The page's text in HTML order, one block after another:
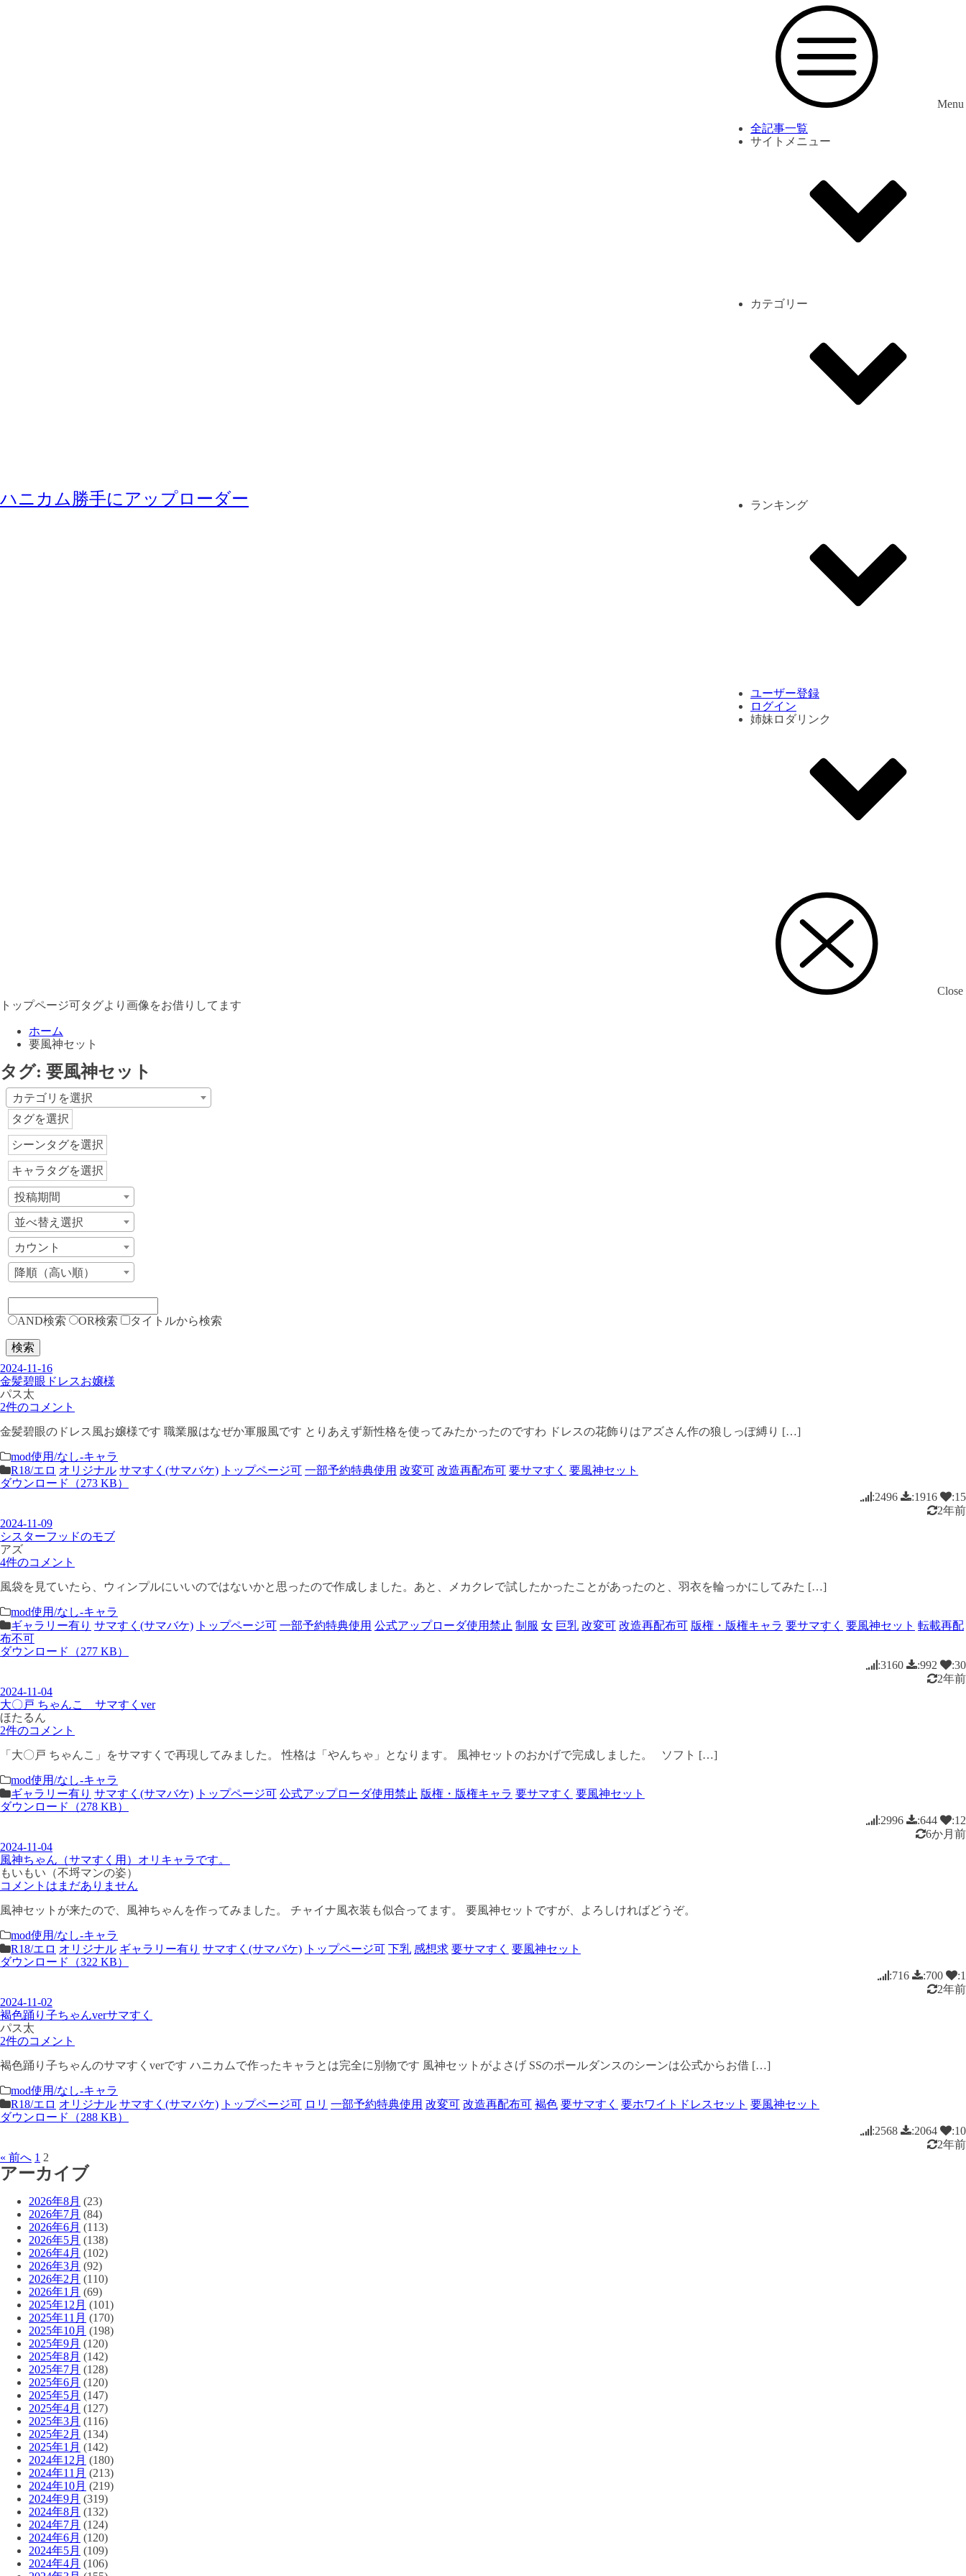
ハニカム勝手にアップローダー
Menu
全記事一覧
サイトメニュー
カテゴリー
ランキング
ユーザー登録
ログイン
姉妹ロダリンク
Close
トップページ可タグより画像をお借りしてます
ホーム
要風神セット
タグ: 要風神セット
カテゴリを選択
タグを選択
シーンタグを選択
キャラタグを選択
投稿期間
並べ替え選択
カウント
降順（高い順）
AND検索 OR検索 タイトルから検索
検索
2024-11-16
金髪碧眼ドレスお嬢様
パス太
2件のコメント
金髪碧眼のドレス風お嬢様です 職業服はなぜか軍服風です とりあえず新性格を使ってみたかったのですわ ドレスの花飾りはアズさん作の狼しっぽ縛り […]
mod使用/なし-キャラ
R18/エロ オリジナル サマすく(サマバケ) トップページ可 一部予約特典使用 改変可 改造再配布可 要サマすく 要風神セット
ダウンロード（273 KB）
:2496
:1916
:15
2年前
2024-11-09
シスターフッドのモブ
アズ
4件のコメント
風袋を見ていたら、ウィンプルにいいのではないかと思ったので作成しました。あと、メカクレで試したかったことがあったのと、羽衣を輪っかにしてみた […]
mod使用/なし-キャラ
ギャラリー有り サマすく(サマバケ) トップページ可 一部予約特典使用 公式アップローダ使用禁止 制服 女 巨乳 改変可 改造再配布可 版権・版権キャラ 要サマすく 要風神セット 転載再配
布不可
ダウンロード（277 KB）
:3160
:992
:30
2年前
2024-11-04
大〇戸 ちゃんこ サマすくver
ほたるん
2件のコメント
「大〇戸 ちゃんこ」をサマすくで再現してみました。 性格は「やんちゃ」となります。 風神セットのおかげで完成しました。 ソフト […]
mod使用/なし-キャラ
ギャラリー有り サマすく(サマバケ) トップページ可 公式アップローダ使用禁止 版権・版権キャラ 要サマすく 要風神セット
ダウンロード（278 KB）
:2996
:644
:12
6か月前
2024-11-04
風神ちゃん（サマすく用）オリキャラです。
もいもい（不埒マンの姿）
コメントはまだありません
風神セットが来たので、風神ちゃんを作ってみました。 チャイナ風衣装も似合ってます。 要風神セットですが、よろしければどうぞ。
mod使用/なし-キャラ
R18/エロ オリジナル ギャラリー有り サマすく(サマバケ) トップページ可 下乳 感想求 要サマすく 要風神セット
ダウンロード（322 KB）
:716
:700
:1
2年前
2024-11-02
褐色踊り子ちゃんverサマすく
パス太
2件のコメント
褐色踊り子ちゃんのサマすくverです ハニカムで作ったキャラとは完全に別物です 風神セットがよさげ SSのポールダンスのシーンは公式からお借 […]
mod使用/なし-キャラ
R18/エロ オリジナル サマすく(サマバケ) トップページ可 ロリ 一部予約特典使用 改変可 改造再配布可 褐色 要サマすく 要ホワイトドレスセット 要風神セット
ダウンロード（288 KB）
:2568
:2064
:10
2年前
« 前へ 1 2
アーカイブ
2026年8月 (23)
2026年7月 (84)
2026年6月 (113)
2026年5月 (138)
2026年4月 (102)
2026年3月 (92)
2026年2月 (110)
2026年1月 (69)
2025年12月 (101)
2025年11月 (170)
2025年10月 (198)
2025年9月 (120)
2025年8月 (142)
2025年7月 (128)
2025年6月 (120)
2025年5月 (147)
2025年4月 (127)
2025年3月 (116)
2025年2月 (134)
2025年1月 (142)
2024年12月 (180)
2024年11月 (213)
2024年10月 (219)
2024年9月 (319)
2024年8月 (132)
2024年7月 (124)
2024年6月 (120)
2024年5月 (109)
2024年4月 (106)